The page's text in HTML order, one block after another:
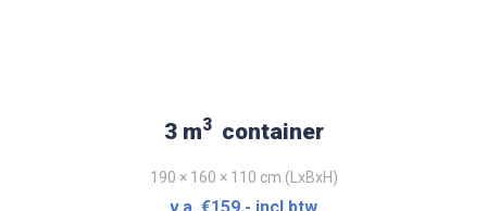
3 m3 container
190 × 160 × 110 cm (LxBxH)